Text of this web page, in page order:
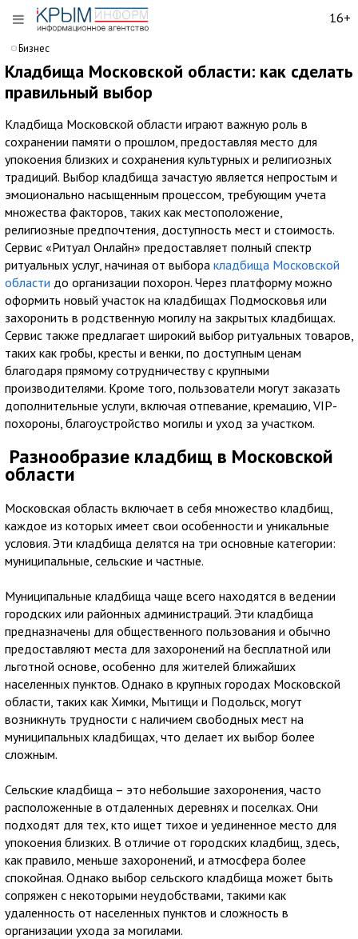
16+
Бизнес
Кладбища Московской области: как сделать
правильный выбор
Кладбища Московской области играют важную роль в
сохранении памяти о прошлом, предоставляя место для
упокоения близких и сохранения культурных и религиозных
традиций. Выбор кладбища зачастую является непростым и
эмоционально насыщенным процессом, требующим учета
множества факторов, таких как местоположение,
религиозные предпочтения, доступность мест и стоимость.
Сервис «Ритуал Онлайн» предоставляет полный спектр
ритуальных услуг, начиная от выбора кладбища Московской
области до организации похорон. Через платформу можно
оформить новый участок на кладбищах Подмосковья или
захоронить в родственную могилу на закрытых кладбищах.
Сервис также предлагает широкий выбор ритуальных товаров,
таких как гробы, кресты и венки, по доступным ценам
благодаря прямому сотрудничеству с крупными
производителями. Кроме того, пользователи могут заказать
дополнительные услуги, включая отпевание, кремацию, VIP-
похороны, благоустройство могилы и уход за участком.
Разнообразие кладбищ в Московской
области
Московская область включает в себя множество кладбищ,
каждое из которых имеет свои особенности и уникальные
условия. Эти кладбища делятся на три основные категории:
муниципальные, сельские и частные.
Муниципальные кладбища чаще всего находятся в ведении
городских или районных администраций. Эти кладбища
предназначены для общественного пользования и обычно
предоставляют места для захоронений на бесплатной или
льготной основе, особенно для жителей ближайших
населенных пунктов. Однако в крупных городах Московской
области, таких как Химки, Мытищи и Подольск, могут
возникнуть трудности с наличием свободных мест на
муниципальных кладбищах, что делает их выбор более
сложным.
Сельские кладбища – это небольшие захоронения, часто
расположенные в отдаленных деревнях и поселках. Они
подходят для тех, кто ищет тихое и уединенное место для
упокоения близких. В отличие от городских кладбищ, здесь,
как правило, меньше захоронений, и атмосфера более
спокойная. Однако выбор сельского кладбища может быть
сопряжен с некоторыми неудобствами, такими как
удаленность от населенных пунктов и сложность в
организации ухода за могилами.